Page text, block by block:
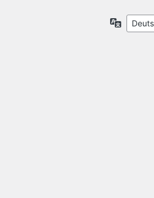
Sprache